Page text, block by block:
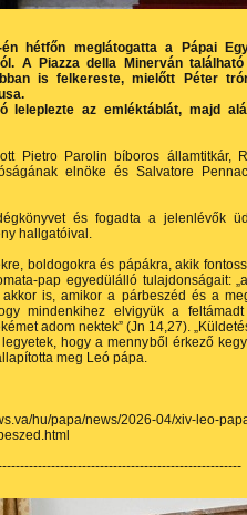
hétfőn meglátogatta a Pápai
A Piazza della Minerván
is felkereste, mielőtt Péter
leleplezte az emléktáblát, majd
Pietro Parolin bíboros államtitkár,
elnöke és Salvatore
és fogadta a jelenlévők
hallgatóival.
boldogokra és pápákra, akik
pap egyedülálló tulajdonságait:
akkor is, amikor a párbeszéd és a
mindenkihez elvigyük a
adom nektek” (Jn 14,27).
legyetek, hogy a mennyből érkező
meg Leó pápa.
hu/papa/news/2026-04/xiv-leo-